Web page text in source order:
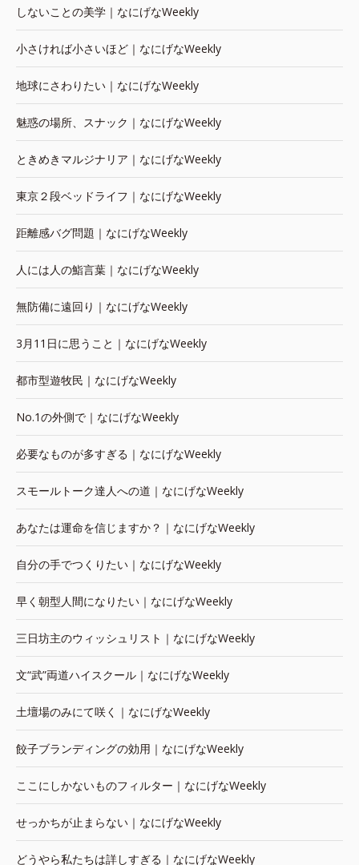
しないことの美学｜なにげなWeekly
小さければ小さいほど｜なにげなWeekly
地球にさわりたい｜なにげなWeekly
魅惑の場所、スナック｜なにげなWeekly
ときめきマルジナリア｜なにげなWeekly
東京２段ベッドライフ｜なにげなWeekly
距離感バグ問題｜なにげなWeekly
人には人の鮨言葉｜なにげなWeekly
無防備に遠回り｜なにげなWeekly
3月11日に思うこと｜なにげなWeekly
都市型遊牧民｜なにげなWeekly
No.1の外側で｜なにげなWeekly
必要なものが多すぎる｜なにげなWeekly
スモールトーク達人への道｜なにげなWeekly
あなたは運命を信じますか？｜なにげなWeekly
自分の手でつくりたい｜なにげなWeekly
早く朝型人間になりたい｜なにげなWeekly
三日坊主のウィッシュリスト｜なにげなWeekly
文“武”両道ハイスクール｜なにげなWeekly
土壇場のみにて咲く｜なにげなWeekly
餃子ブランディングの効用｜なにげなWeekly
ここにしかないものフィルター｜なにげなWeekly
せっかちが止まらない｜なにげなWeekly
どうやら私たちは詳しすぎる｜なにげなWeekly